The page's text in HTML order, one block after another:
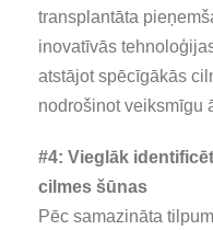
transplantāta
inovatīvās
atstājot spēcīgākās
nodrošinot veiksmīgu
#4: Vieglāk
cilmes šūnas
Pēc samazināta